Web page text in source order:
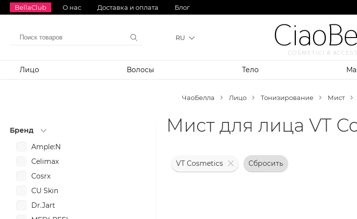
BellaClub О нас Доставка и оплата Блог
RU
COSMETICI &
Лицо Волосы Тело
ЧаоБелла Лицо Тонизирование Мист
Бренд
Ample:N
Celimax
Cosrx
CU Skin
Dr.Jart
Мист для лица VT
VT Cosmetics Сбросить